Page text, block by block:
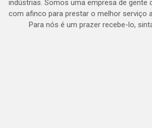
indústrias. Somos uma empresa de gente
com afinco para prestar o melhor serviço
Para nós é um prazer recebe-lo,